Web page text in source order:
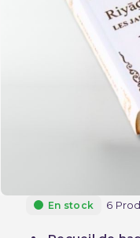
En stock 6